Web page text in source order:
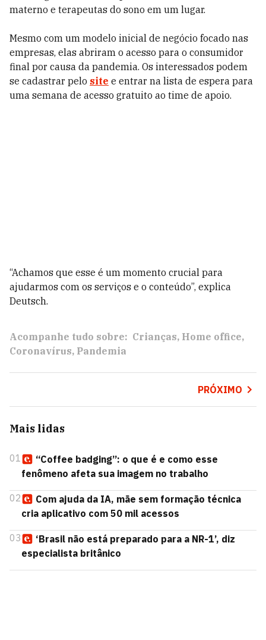
materno e terapeutas do sono em um lugar.
Mesmo com um modelo inicial de negócio focado nas
empresas, elas abriram o acesso para o consumidor
final por causa da pandemia. Os interessados podem
se cadastrar pelo site e entrar na lista de espera para
uma semana de acesso gratuito ao time de apoio.
“Achamos que esse é um momento crucial para
ajudarmos com os serviços e o conteúdo”, explica
Deutsch.
Acompanhe tudo sobre: Crianças Home office
Coronavírus Pandemia
PRÓXIMO
Mais lidas
01
“Coffee badging”: o que é e como esse
fenômeno afeta sua imagem no trabalho
02
Com ajuda da IA, mãe sem formação técnica
cria aplicativo com 50 mil acessos
03
‘Brasil não está preparado para a NR-1’, diz
especialista britânico